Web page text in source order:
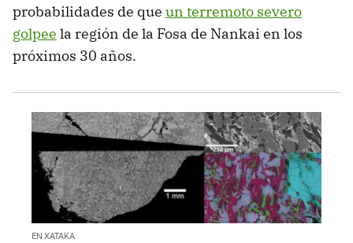
probabilidades de que un terremoto severo
golpee la región de la Fosa de Nankai en los
próximos 30 años.
EN XATAKA